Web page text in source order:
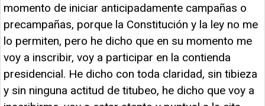
momento de iniciar anticipadamente campañas o
precampañas, porque la Constitución y la ley no me
lo permiten, pero he dicho que en su momento me
voy a inscribir, voy a participar en la contienda
presidencial. He dicho con toda claridad, sin tibieza
y sin ninguna actitud de titubeo, he dicho que voy a